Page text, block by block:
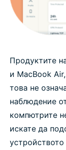
Защо да
Основни
Изтеглете
устройства
Какво
ЧЗВ: VPN за
Продуктите
и MacBook
това не
наблюдение
компютрите
искате да